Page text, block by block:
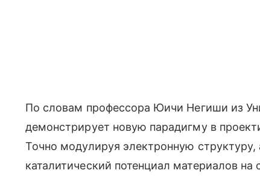
По словам профессора Юичи Негиши из
демонстрирует новую парадигму в
Точно модулируя электронную
каталитический потенциал материалов на